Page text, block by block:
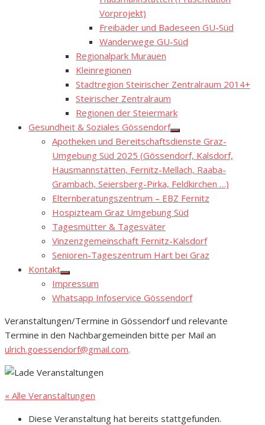
Vorprojekt)
Freibäder und Badeseen GU-Süd
Wanderwege GU-Süd
Regionalpark Murauen
Kleinregionen
Stadtregion Steirischer Zentralraum 2014+
Steirischer Zentralraum
Regionen der Steiermark
Gesundheit & Soziales Gössendorf
Show
sub
menu
Apotheken und Bereitschaftsdienste Graz-
Umgebung Süd 2025 (Gössendorf, Kalsdorf,
Hausmannstätten, Fernitz-Mellach, Raaba-
Grambach, Seiersberg-Pirka, Feldkirchen …)
Elternberatungszentrum – EBZ Fernitz
Hospizteam Graz Umgebung Süd
Tagesmütter & Tagesväter
Vinzenzgemeinschaft Fernitz-Kalsdorf
Senioren-Tageszentrum Hart bei Graz
Kontakt
Show
sub
menu
Impressum
Whatsapp Infoservice Gössendorf
Veranstaltungen/Termine in Gössendorf und relevante
Termine in den Nachbargemeinden bitte per Mail an
ulrich.goessendorf@gmail.com.
« Alle Veranstaltungen
Diese Veranstaltung hat bereits stattgefunden.